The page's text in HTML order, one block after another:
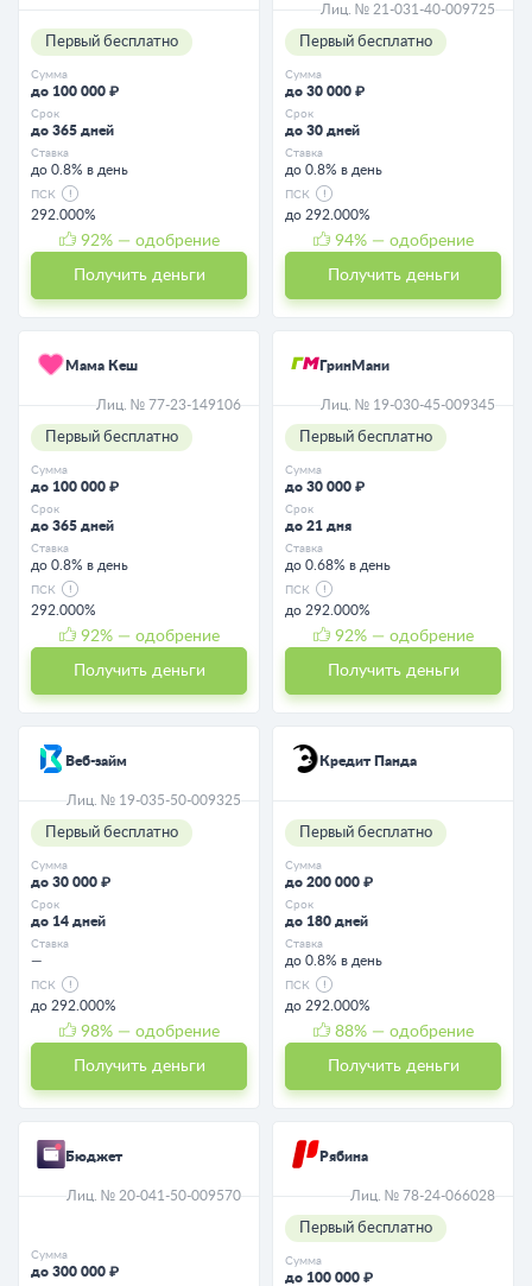
Первый бесплатно
Сумма
до 100 000 ₽
Срок
до 365 дней
Ставка
до 0.8% в день
ПСК
292.000%
92% — одобрение
Получить деньги
Лиц. № 21-031-40-009725
Первый бесплатно
Сумма
до 30 000 ₽
Срок
до 30 дней
Ставка
до 0.8% в день
ПСК
до 292.000%
94% — одобрение
Получить деньги
Мама Кеш
Лиц. № 77-23-149106
Первый бесплатно
Сумма
до 100 000 ₽
Срок
до 365 дней
Ставка
до 0.8% в день
ПСК
292.000%
92% — одобрение
Получить деньги
ГринМани
Лиц. № 19-030-45-009345
Первый бесплатно
Сумма
до 30 000 ₽
Срок
до 21 дня
Ставка
до 0.68% в день
ПСК
до 292.000%
92% — одобрение
Получить деньги
Веб-займ
Лиц. № 19-035-50-009325
Первый бесплатно
Сумма
до 30 000 ₽
Срок
до 14 дней
Ставка
—
ПСК
до 292.000%
98% — одобрение
Получить деньги
Кредит Панда
Первый бесплатно
Сумма
до 200 000 ₽
Срок
до 180 дней
Ставка
до 0.8% в день
ПСК
до 292.000%
88% — одобрение
Получить деньги
Бюджет
Лиц. № 20-041-50-009570
Сумма
до 300 000 ₽
Рябина
Лиц. № 78-24-066028
Первый бесплатно
Сумма
до 100 000 ₽